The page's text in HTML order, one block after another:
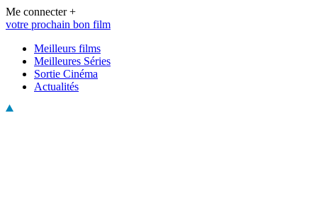
Me connecter +
votre prochain bon film
Meilleurs films
Meilleures Séries
Sortie Cinéma
Actualités